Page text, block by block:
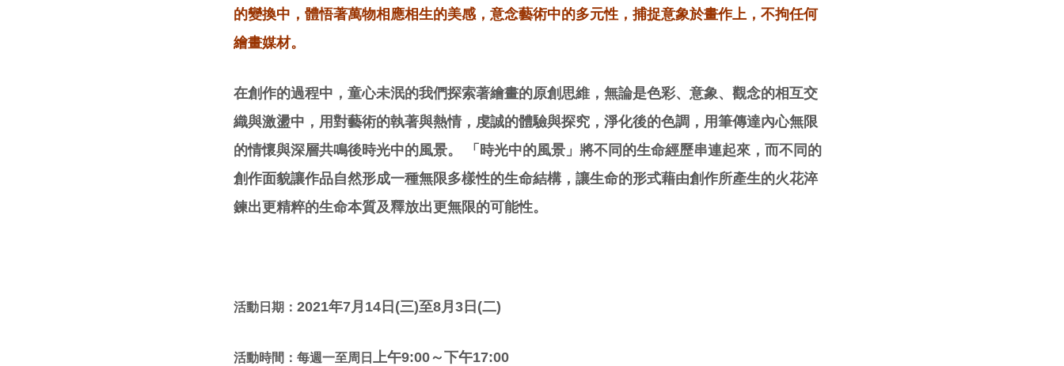
的變換中，體悟著萬物相應相生的美感，意念藝術中的多元性，捕捉意象於畫作上，不拘任何
繪畫媒材。
在創作的過程中，童心未泯的我們探索著繪畫的原創思維，無論是色彩、意象、觀念的相互交
織與激盪中，用對藝術的執著與熱情，虔誠的體驗與探究，淨化後的色調，用筆傳達內心無限
的情懷與深層共鳴後時光中的風景。 「時光中的風景」將不同的生命經歷串連起來，而不同的
創作面貌讓作品自然形成一種無限多樣性的生命結構，讓生命的形式藉由創作所產生的火花淬
鍊出更精粹的生命本質及釋放出更無限的可能性。
活動日期： 2021年7月14 日(三)至8月3日(二)
活動時間：每週一至周日 上午9:00～下午17:00